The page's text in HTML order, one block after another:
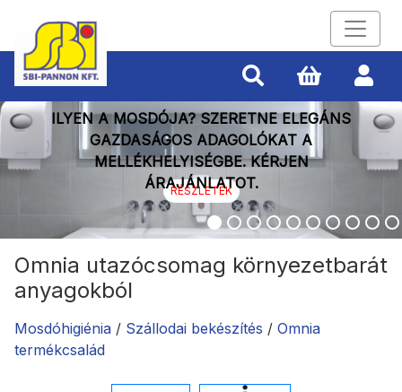
ILYEN A MOSDÓJA? SZERETNE ELEGÁNS
GAZDASÁGOS ADAGOLÓKAT A
MELLÉKHELYISÉGBE. KÉRJEN
ÁRAJÁNLATOT.
RÉSZLETEK
Omnia utazócsomag környezetbarát
anyagokból
Mosdóhigiénia / Szállodai bekészítés / Omnia
termékcsalád